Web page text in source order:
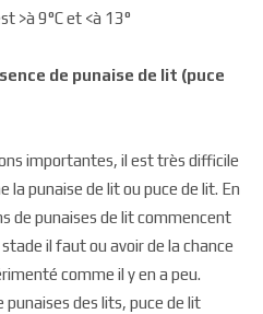
>à 9°C et <à 13°
de punaise de lit (puce
importantes, il est très difficile
punaise de lit ou puce de lit. En
de punaises de lit commencent
il faut ou avoir de la chance
comme il y en a peu.
des lits, puce de lit